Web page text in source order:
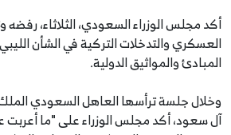
أكد مجلس الوزراء السعودي، الثلاثاء، رفضه
العسكري والتدخلات التركية في الشأن
المبادئ والمواثيق الدولية.
وخلال جلسة ترأسها العاهل السعودي
آل سعود، أكد مجلس الوزراء على "ما